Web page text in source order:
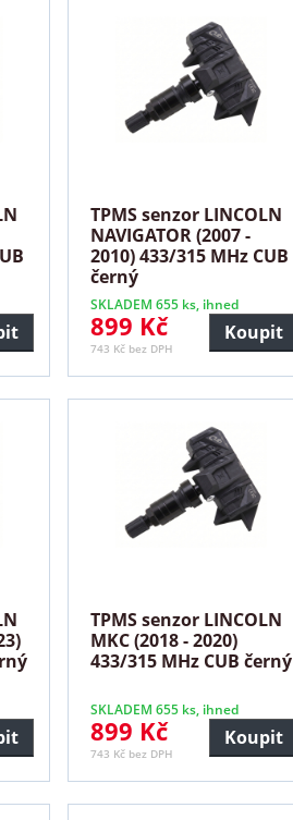
TPMS senzor LINCOLN
NAVIGATOR (2007 -
2010) 433/315 MHz CUB
černý
SKLADEM 655 ks, ihned
899 Kč
743 Kč bez DPH
Koupit
TPMS senzor LINCOLN
MKC (2018 - 2020)
433/315 MHz CUB černý
SKLADEM 655 ks, ihned
899 Kč
743 Kč bez DPH
Koupit